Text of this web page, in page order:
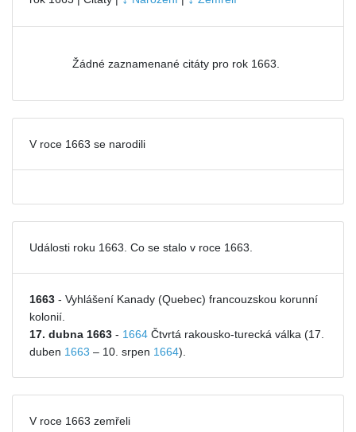
Žádné zaznamenané citáty pro rok 1663.
V roce 1663 se narodili
Události roku 1663. Co se stalo v roce 1663.
1663 - Vyhlášení Kanady (Quebec) francouzskou korunní
kolonií.
17. dubna 1663 - 1664 Čtvrtá rakousko-turecká válka (17.
duben 1663 – 10. srpen 1664).
V roce 1663 zemřeli